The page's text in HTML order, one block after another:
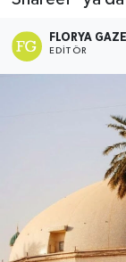
FLORYA
EDITÖR